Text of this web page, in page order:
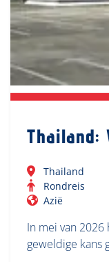
Thailand:
Thailand
Rondreis
Azië
In mei van
geweldige kans